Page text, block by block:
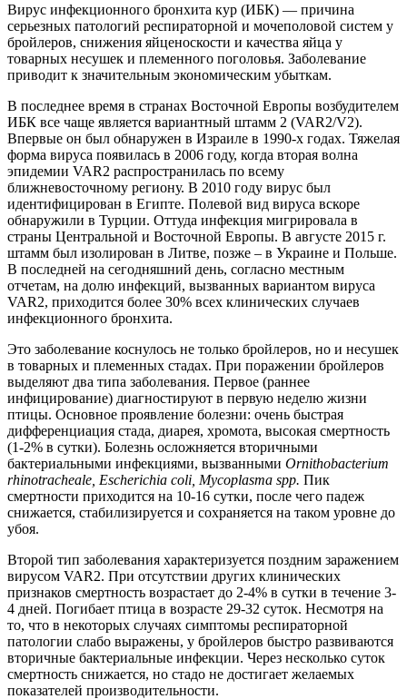
Вирус инфекционного бронхита кур (ИБК) — причина
серьезных патологий респираторной и мочеполовой систем у
бройлеров, снижения яйценоскости и качества яйца у
товарных несушек и племенного поголовья. Заболевание
приводит к значительным экономическим убыткам.
В последнее время в странах Восточной Европы возбудителем
ИБК все чаще является вариантный штамм 2 (VAR2/V2).
Впервые он был обнаружен в Израиле в 1990-х годах. Тяжелая
форма вируса появилась в 2006 году, когда вторая волна
эпидемии VAR2 распространилась по всему
ближневосточному региону. В 2010 году вирус был
идентифицирован в Египте. Полевой вид вируса вскоре
обнаружили в Турции. Оттуда инфекция мигрировала в
страны Центральной и Восточной Европы. В августе 2015 г.
штамм был изолирован в Литве, позже – в Украине и Польше.
В последней на сегодняшний день, согласно местным
отчетам, на долю инфекций, вызванных вариантом вируса
VAR2, приходится более 30% всех клинических случаев
инфекционного бронхита.
Это заболевание коснулось не только бройлеров, но и несушек
в товарных и племенных стадах. При поражении бройлеров
выделяют два типа заболевания. Первое (раннее
инфицирование) диагностируют в первую неделю жизни
птицы. Основное проявление болезни: очень быстрая
дифференциация стада, диарея, хромота, высокая смертность
(1-2% в сутки). Болезнь осложняется вторичными
бактериальными инфекциями, вызванными Ornithobacterium
rhinotracheale, Escherichia coli, Mycoplasma spр. Пик
смертности приходится на 10-16 сутки, после чего падеж
снижается, стабилизируется и сохраняется на таком уровне до
убоя.
Второй тип заболевания характеризуется поздним заражением
вирусом VAR2. При отсутствии других клинических
признаков смертность возрастает до 2-4% в сутки в течение 3-
4 дней. Погибает птица в возрасте 29-32 суток. Несмотря на
то, что в некоторых случаях симптомы респираторной
патологии слабо выражены, у бройлеров быстро развиваются
вторичные бактериальные инфекции. Через несколько суток
смертность снижается, но стадо не достигает желаемых
показателей производительности.